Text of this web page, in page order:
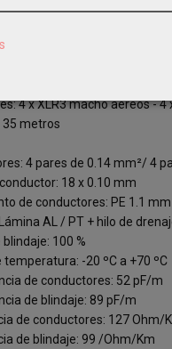
4 x XLR3 macho aéreos - 4
35 metros
4 pares de 0.14 mm²/ 4
18 x 0.10 mm
de conductores: PE 1.1 mm
AL / PT + hilo de
blindaje: 100 %
temperatura: -20 ºC a +70 ºC
de conductores: 52 pF/m
de blindaje: 89 pF/m
de conductores: 127 Ohm/
de blindaje: 99 /Ohm/Km